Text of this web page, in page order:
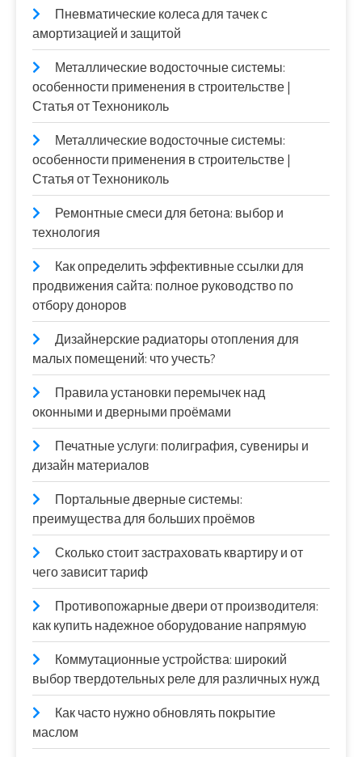
Пневматические колеса для тачек с
амортизацией и защитой
Металлические водосточные системы:
особенности применения в строительстве |
Статья от Технониколь
Металлические водосточные системы:
особенности применения в строительстве |
Статья от Технониколь
Ремонтные смеси для бетона: выбор и
технология
Как определить эффективные ссылки для
продвижения сайта: полное руководство по
отбору доноров
Дизайнерские радиаторы отопления для
малых помещений: что учесть?
Правила установки перемычек над
оконными и дверными проёмами
Печатные услуги: полиграфия, сувениры и
дизайн материалов
Портальные дверные системы:
преимущества для больших проёмов
Сколько стоит застраховать квартиру и от
чего зависит тариф
Противопожарные двери от производителя:
как купить надежное оборудование напрямую
Коммутационные устройства: широкий
выбор твердотельных реле для различных нужд
Как часто нужно обновлять покрытие
маслом